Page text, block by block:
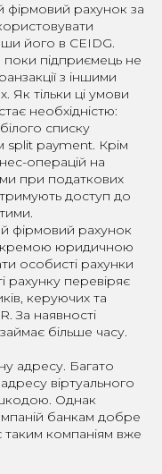
фірмовий рахунок за
його в CEIDG.
підприємець не
з іншими
Як тільки ці умови
необхідністю:
списку
split payment. Крім
операцій на
при податкових
доступ до
фірмовий рахунок
юридичною
особисті рахунки
рахунку перевіряє
керуючих та
За наявності
більше часу.
адресу. Багато
віртуального
Однак
банкам добре
таким компаніям вже